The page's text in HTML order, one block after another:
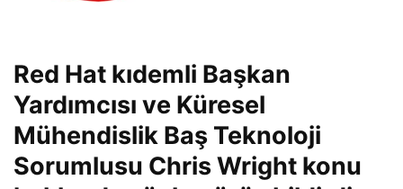
Red Hat kıdemli Başkan
Yardımcısı ve Küresel
Mühendislik Baş Teknoloji
Sorumlusu Chris Wright konu